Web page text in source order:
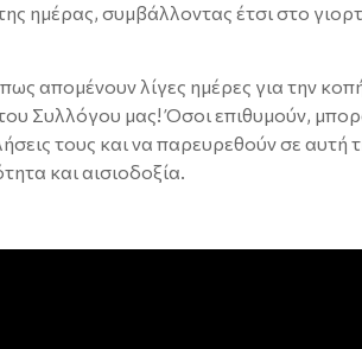
ημέρας, συμβάλλοντας έτσι στο
απομένουν λίγες ημέρες για την
Συλλόγου μας! Όσοι επιθυμούν,
τους και να παρευρεθούν σε αυτή
και αισιοδοξία.